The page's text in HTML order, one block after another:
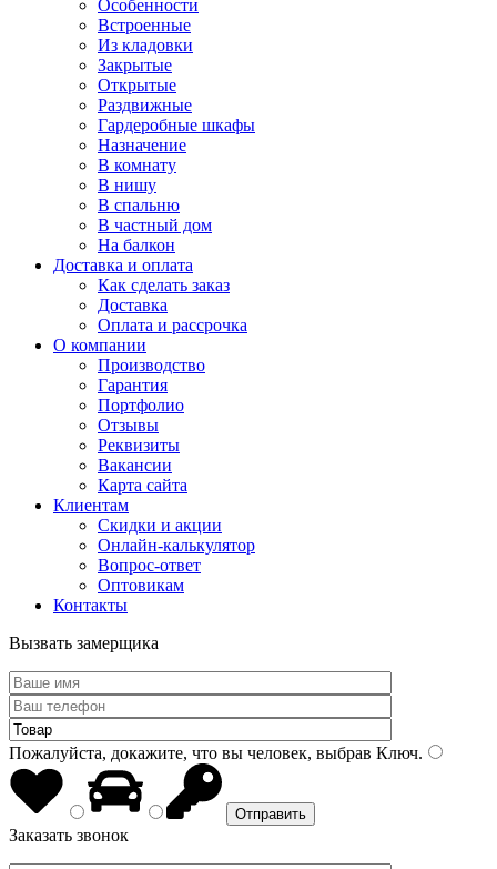
Особенности
Встроенные
Из кладовки
Закрытые
Открытые
Раздвижные
Гардеробные шкафы
Назначение
В комнату
В нишу
В спальню
В частный дом
На балкон
Доставка и оплата
Как сделать заказ
Доставка
Оплата и рассрочка
О компании
Производство
Гарантия
Портфолио
Отзывы
Реквизиты
Вакансии
Карта сайта
Клиентам
Скидки и акции
Онлайн-калькулятор
Вопрос-ответ
Оптовикам
Контакты
Вызвать замерщика
Пожалуйста, докажите, что вы человек, выбрав Ключ.
Заказать звонок